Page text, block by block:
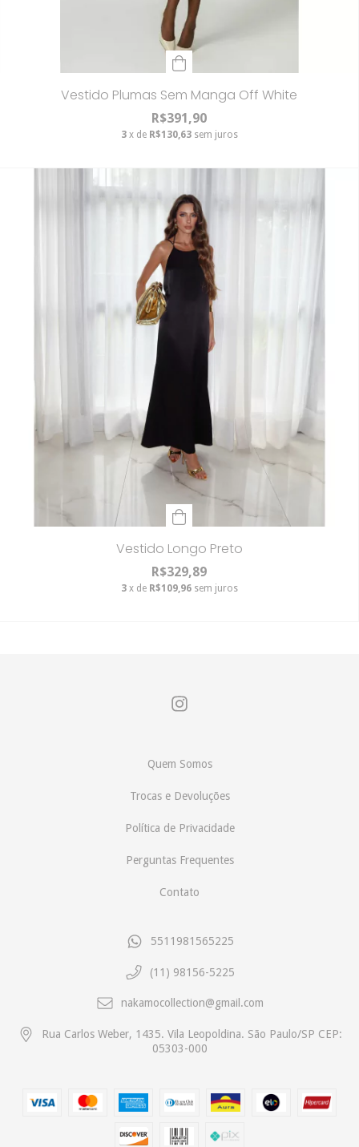
Vestido Plumas Sem Manga Off White
R$391,90
3 x de R$130,63 sem juros
Vestido Longo Preto
R$329,89
3 x de R$109,96 sem juros
Quem Somos
Trocas e Devoluções
Política de Privacidade
Perguntas Frequentes
Contato
5511981565225
(11) 98156-5225
nakamocollection@gmail.com
Rua Carlos Weber, 1435. Vila Leopoldina. São Paulo/SP CEP:
05303-000